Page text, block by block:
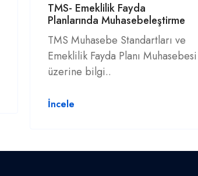
TMS- Emeklilik Fayda
Planlarında Muhasebeleştirme
TMS Muhasebe Standartları ve
Emeklilik Fayda Planı Muhasebesi
üzerine bilgi..
İncele